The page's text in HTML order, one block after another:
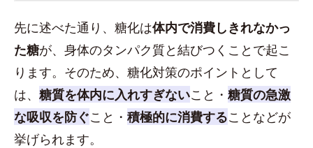
先に述べた通り、糖化は体内で消費しきれなかっ
た糖が、身体のタンパク質と結びつくことで起こ
ります。そのため、糖化対策のポイントとして
は、 糖質を体内に入れすぎないこと・ 糖質の急激
な吸収を防ぐこと・ 積極的に消費することなどが
挙げられます。